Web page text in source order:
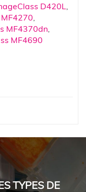
D420L
MF4370dn
MF4690
TYPES DE